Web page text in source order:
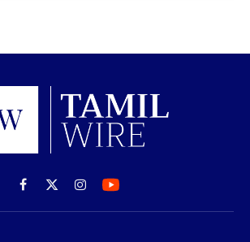
Facebook
X
(Twitter)
Instagram